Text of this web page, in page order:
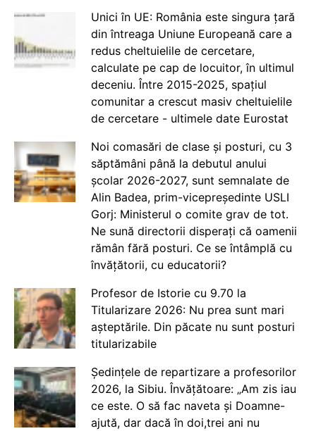
Unici în UE: România este singura țară
din întreaga Uniune Europeană care a
redus cheltuielile de cercetare,
calculate pe cap de locuitor, în ultimul
deceniu. Între 2015-2025, spațiul
comunitar a crescut masiv cheltuielile
de cercetare - ultimele date Eurostat
Noi comasări de clase și posturi, cu 3
săptămâni până la debutul anului
școlar 2026-2027, sunt semnalate de
Alin Badea, prim-vicepreședinte USLI
Gorj: Ministerul o comite grav de tot.
Ne sună directorii disperați că oamenii
rămân fără posturi. Ce se întâmplă cu
învățătorii, cu educatorii?
Profesor de Istorie cu 9.70 la
Titularizare 2026: Nu prea sunt mari
așteptările. Din păcate nu sunt posturi
titularizabile
Ședințele de repartizare a profesorilor
2026, la Sibiu. Învățătoare: „Am zis iau
ce este. O să fac naveta și Doamne-
ajută, dar dacă în doi,trei ani nu